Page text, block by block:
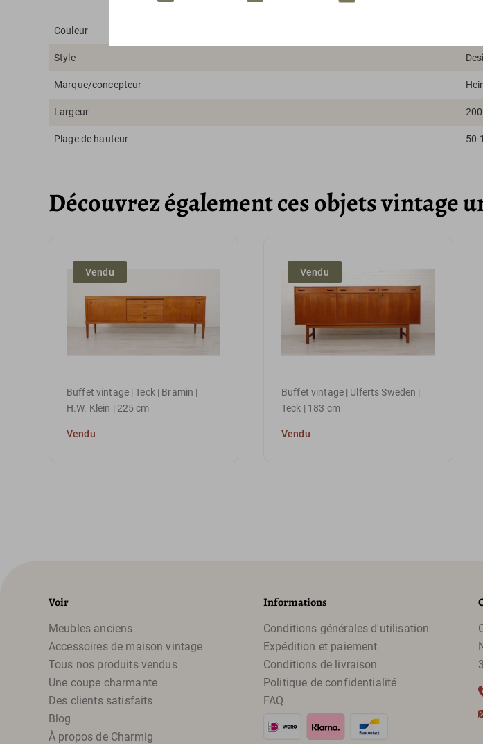
Couleur
Style
Marque/concepteur
Largeur
Plage de hauteur 50-
Découvrez également ces objets vintage
Vendu
Buffet vintage | Teck | Bramin |
H.W. Klein | 225 cm
Vendu
Vendu
Buffet vintage | Ulferts Sweden |
Teck | 183 cm
Vendu
Voir
Meubles anciens
Accessoires de maison vintage
Tous nos produits vendus
Une coupe charmante
Des clients satisfaits
Blog
À propos de Charmig
Informations
Conditions générales d'utilisation
Expédition et paiement
Conditions de livraison
Politique de confidentialité
FAQ